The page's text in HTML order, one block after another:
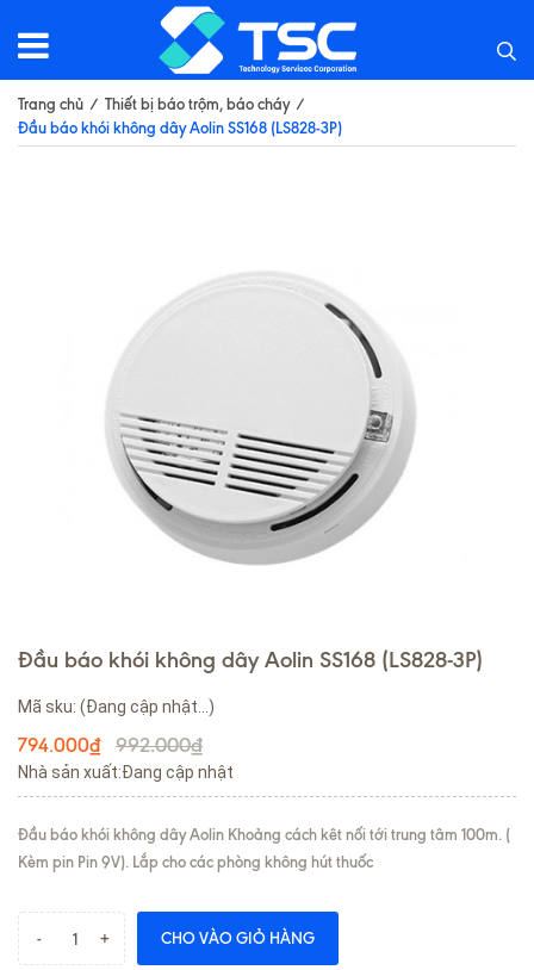
Trang chủ / Thiết bị báo trộm, báo cháy /
Đầu báo khói không dây Aolin SS168 (LS828-3P)
Đầu báo khói không dây Aolin SS168 (LS828-3P)
Mã sku: (Đang cập nhật...)
794.000₫ 992.000₫
Nhà sản xuất:Đang cập nhật
Đầu báo khói không dây Aolin Khoảng cách kêt nối tới trung tâm 100m. (
Kèm pin Pin 9V). Lắp cho các phòng không hút thuốc
- + CHO VÀO GIỎ HÀNG